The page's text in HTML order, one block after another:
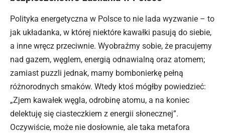
Polityka energetyczna w Polsce to nie lada wyzwanie – to
jak układanka, w której niektóre kawałki pasują do siebie,
a inne wręcz przeciwnie. Wyobraźmy sobie, że pracujemy
nad gazem, węglem, energią odnawialną oraz atomem;
zamiast puzzli jednak, mamy bombonierkę pełną
różnorodnych smaków. Wtedy ktoś mógłby powiedzieć:
„Zjem kawałek węgla, odrobinę atomu, a na koniec
delektuję się ciasteczkiem z energii słonecznej”.
Oczywiście, może nie dosłownie, ale taka metafora